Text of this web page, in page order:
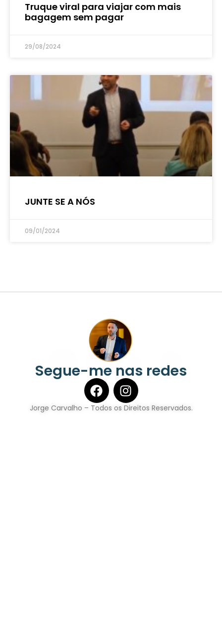
Truque viral para viajar com mais
bagagem sem pagar
29/08/2024
JUNTE SE A NÓS
09/01/2024
Segue-me nas redes
Jorge Carvalho – Todos os Direitos Reservados.